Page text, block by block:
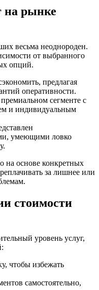
на рынке
весьма неоднороден.
от выбранного
опций.
предлагая
оперативности.
сегменте с
и индивидуальным
умеющими ловко
на основе конкретных
за лишнее или
стоимости
уровень услуг,
чтобы избежать
самостоятельно,